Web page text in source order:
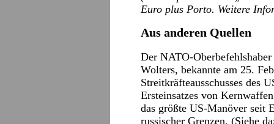
Euro plus Porto. Weitere
Aus anderen Quellen
Der NATO-
Wolters, bekannte am 25.
Streitkräfteausschusses des
Ersteinsatzes von
das größte US-Manöver seit
russischer Grenzen. (Siehe